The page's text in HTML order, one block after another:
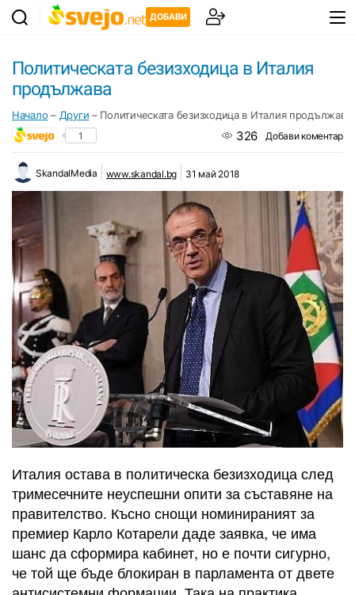
ДОБАВИ
Политическата безизходица в Италия
продължава
Начало – Други – Политическата безизходица в Италия продължава
1 326 Добави коментар
SkandalMedia www.skandal.bg 31 май 2018
Италия остава в политическа безизходица след
тримесечните неуспешни опити за съставяне на
правителство. Късно снощи номинираният за
премиер Карло Котарели даде заявка, че има
шанс да сформира кабинет, но е почти сигурно,
че той ще бъде блокиран в парламента от двете